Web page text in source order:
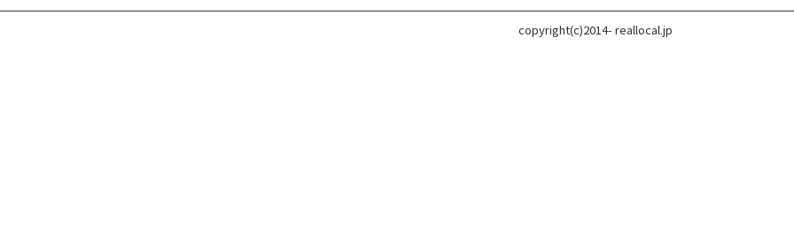
copyright(c)2014- reallocal.jp